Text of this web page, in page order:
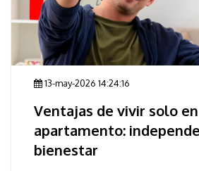
13-may-2026 14:24:16
Ventajas de vivir solo en
apartamento:
bienestar